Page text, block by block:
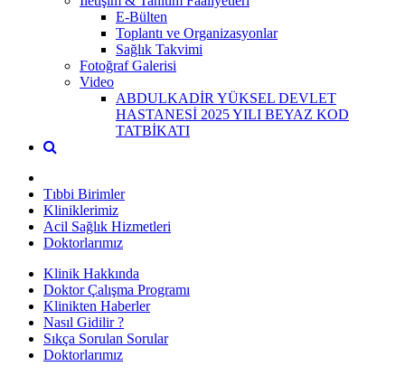
E-Bülten
Toplantı ve Organizasyonlar
Sağlık Takvimi
Fotoğraf Galerisi
Video
ABDULKADİR YÜKSEL DEVLET
HASTANESİ 2025 YILI BEYAZ KOD
TATBİKATI
Tıbbi Birimler
Kliniklerimiz
Acil Sağlık Hizmetleri
Doktorlarımız
Klinik Hakkında
Doktor Çalışma Programı
Klinikten Haberler
Nasıl Gidilir ?
Sıkça Sorulan Sorular
Doktorlarımız